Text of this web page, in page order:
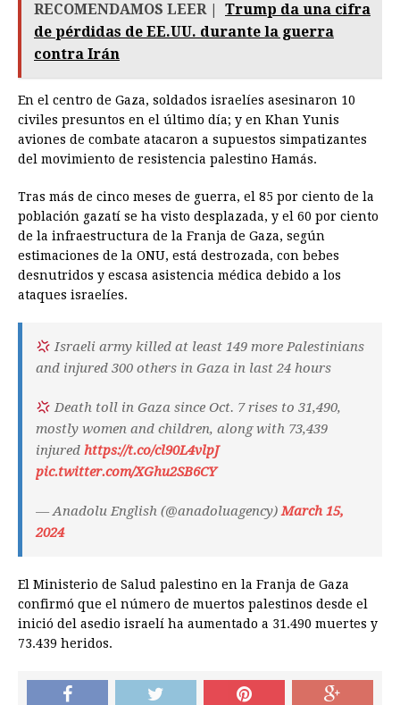
RECOMENDAMOS LEER |
Trump da una cifra
de pérdidas de EE.UU. durante la guerra
contra Irán
En el centro de Gaza, soldados israelíes asesinaron 10
civiles presuntos en el último día; y en Khan Yunis
aviones de combate atacaron a supuestos simpatizantes
del movimiento de resistencia palestino Hamás.
Tras más de cinco meses de guerra, el 85 por ciento de la
población gazatí se ha visto desplazada, y el 60 por ciento
de la infraestructura de la Franja de Gaza, según
estimaciones de la ONU, está destrozada, con bebes
desnutridos y escasa asistencia médica debido a los
ataques israelíes.
Israeli army killed at least 149 more Palestinians
and injured 300 others in Gaza in last 24 hours
Death toll in Gaza since Oct. 7 rises to 31,490,
mostly women and children, along with 73,439
injured https://t.co/cl90L4vlpJ
pic.twitter.com/XGhu2SB6CY
— Anadolu English (@anadoluagency)March 15,
2024
El Ministerio de Salud palestino en la Franja de Gaza
confirmó que el número de muertos palestinos desde el
inició del asedio israelí ha aumentado a 31.490 muertes y
73.439 heridos.